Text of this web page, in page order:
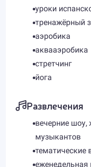
уроки
тренажёрный
аэробика
аквааэробика
стретчинг
йога
Развлечения
вечерние
музыкантов
тематические
еженедельная